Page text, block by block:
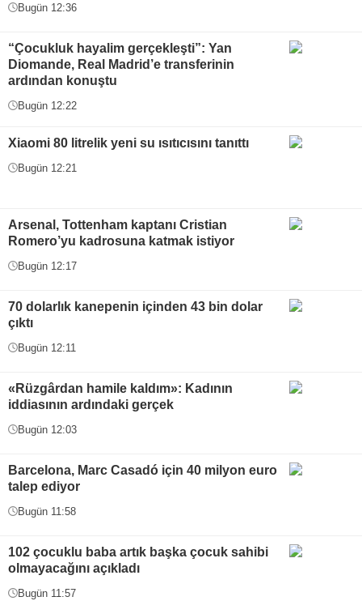
Bugün 12:36
“Çocukluk hayalim gerçekleşti”: Yan
Diomande, Real Madrid’e transferinin
ardından konuştu
Bugün 12:22
Xiaomi 80 litrelik yeni su ısıtıcısını tanıttı
Bugün 12:21
Arsenal, Tottenham kaptanı Cristian
Romero’yu kadrosuna katmak istiyor
Bugün 12:17
70 dolarlık kanepenin içinden 43 bin dolar
çıktı
Bugün 12:11
«Rüzgârdan hamile kaldım»: Kadının
iddiasının ardındaki gerçek
Bugün 12:03
Barcelona, Marc Casadó için 40 milyon euro
talep ediyor
Bugün 11:58
102 çocuklu baba artık başka çocuk sahibi
olmayacağını açıkladı
Bugün 11:57